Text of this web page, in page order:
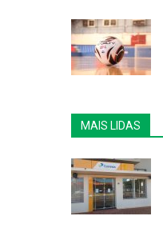
MAIS LIDAS